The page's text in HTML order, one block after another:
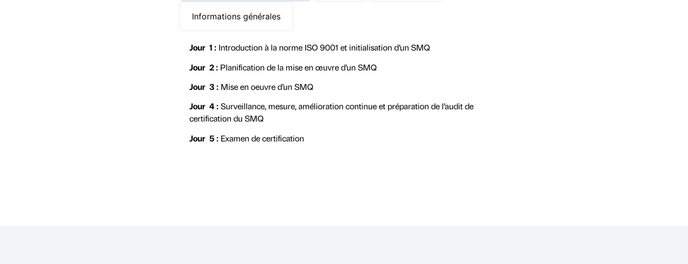
Informations générales
Jour 1 : Introduction à la norme ISO 9001 et initialisation d’un SMQ
Jour 2 : Planification de la mise en œuvre d’un SMQ
Jour 3 : Mise en oeuvre d’un SMQ
Jour 4 : Surveillance, mesure, amélioration continue et préparation de l’audit de
certification du SMQ
Jour 5 : Examen de certification